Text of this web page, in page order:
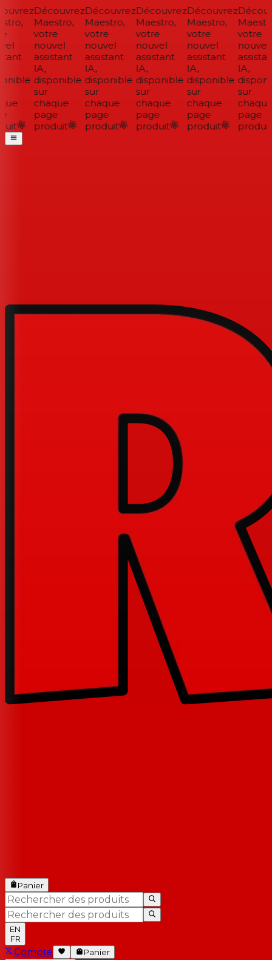
Découvrez
Maestro,
votre
nouvel
assistant
IA,
disponible
sur
chaque
page
produit
Découvrez
Maestro,
votre
nouvel
assistant
IA,
disponible
sur
chaque
page
produit
Découvrez
Maestro,
votre
nouvel
assistant
IA,
disponible
sur
chaque
page
produit
Découvrez
Maestro,
votre
nouvel
assistant
IA,
disponible
sur
chaque
page
produit
votre
nouvel
assistant
IA,
sur
chaque
page
produit
Panier
EN
FR
Compte
Panier